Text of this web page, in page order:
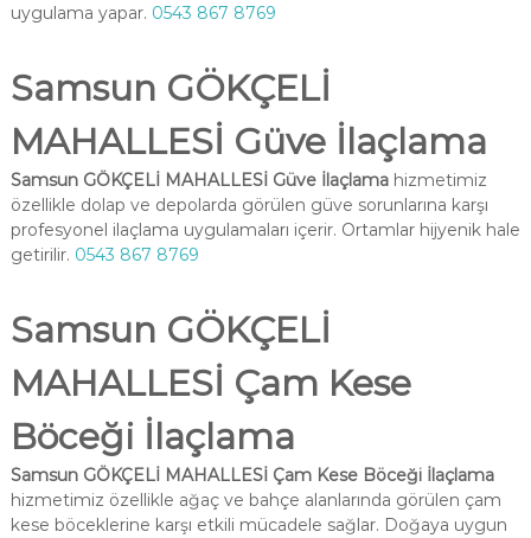
uygulama yapar. 0543 867 8769
Samsun GÖKÇELİ
MAHALLESİ Güve İlaçlama
Samsun GÖKÇELİ MAHALLESİ Güve İlaçlamahizmetimiz
özellikle dolap ve depolarda görülen güve sorunlarına karşı
profesyonel ilaçlama uygulamaları içerir. Ortamlar hijyenik hale
getirilir. 0543 867 8769
Samsun GÖKÇELİ
MAHALLESİ Çam Kese
Böceği İlaçlama
Samsun GÖKÇELİ MAHALLESİ Çam Kese Böceği İlaçlama
hizmetimiz özellikle ağaç ve bahçe alanlarında görülen çam
kese böceklerine karşı etkili mücadele sağlar. Doğaya uygun